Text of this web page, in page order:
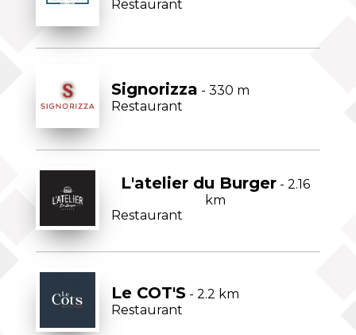
Restaurant
Signorizza - 330 m
Restaurant
L'atelier du Burger - 2.16
km
Restaurant
Le COT'S- 2.2 km
Restaurant